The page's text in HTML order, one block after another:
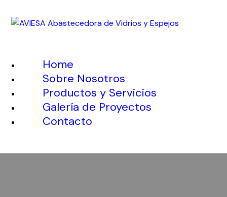
Home
Sobre Nosotros
Productos y Servicios
Galería de Proyectos
Contacto